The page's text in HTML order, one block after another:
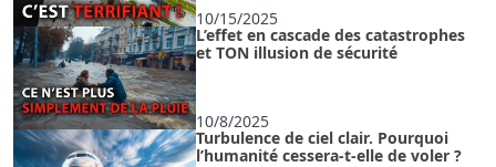
10/15/2025
L’effet en cascade des catastrophes
et TON illusion de sécurité
10/8/2025
Turbulence de ciel clair. Pourquoi
l’humanité cessera-t-elle de voler ?